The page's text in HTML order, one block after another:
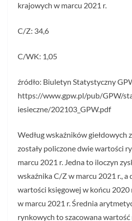
krajowych w marcu 2021 r.
C/Z: 34,6
C/WK: 1,05
źródło: Biuletyn Statystyczny
https://www.gpw.pl/pub/GPW/
iesieczne/202103_GPW.pdf
Według wskaźników giełdowych
zostały policzone dwie wartości
marcu 2021 r. Jedna to iloczyn
wskaźnika C/Z w marcu 2021 r., a
wartości księgowej w końcu 2020
w marcu 2021 r. Średnia
rynkowych to szacowana